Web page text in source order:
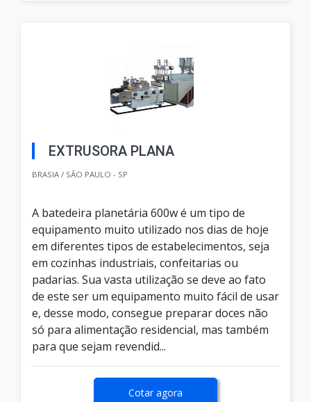
EXTRUSORA PLANA
BRASIA / SÃO PAULO - SP
A batedeira planetária 600w é um tipo de
equipamento muito utilizado nos dias de hoje
em diferentes tipos de estabelecimentos, seja
em cozinhas industriais, confeitarias ou
padarias. Sua vasta utilização se deve ao fato
de este ser um equipamento muito fácil de usar
e, desse modo, consegue preparar doces não
só para alimentação residencial, mas também
para que sejam revendid...
Cotar agora